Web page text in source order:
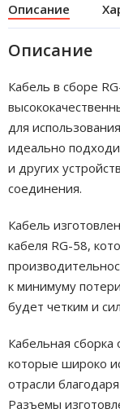
Описание
Описание
Кабель в сборе
для
идеально
и других
соединения.
Кабель
кабеля RG-58,
к минимуму
будет четким и
Кабельная
которые широко
отрасли
Разъемы